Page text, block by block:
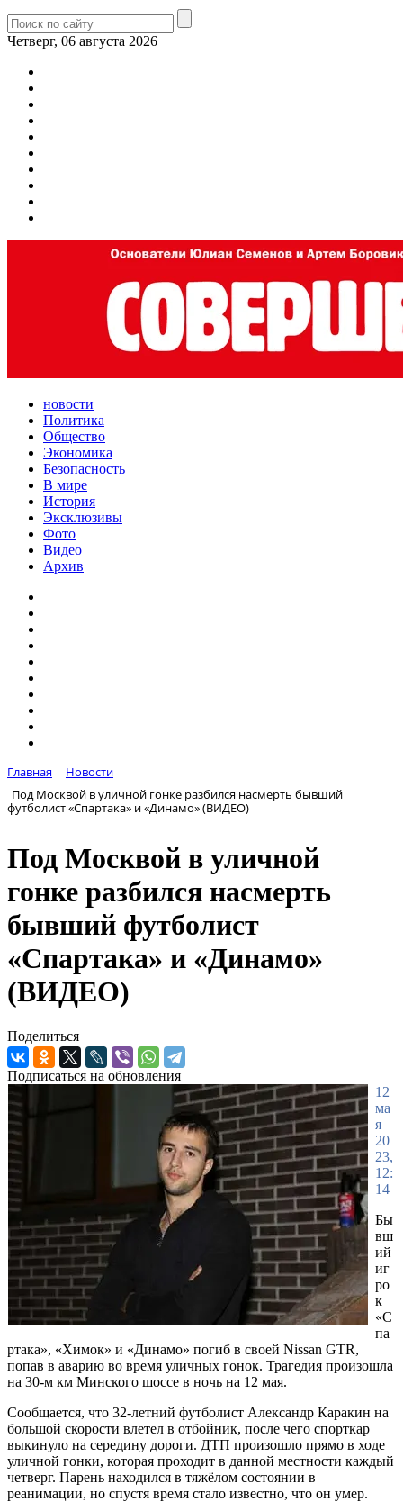
Четверг, 06 августа 2026
новости
Политика
Общество
Экономика
Безопасность
В мире
История
Эксклюзивы
Фото
Видео
Архив
Главная
Новости
Под Москвой в уличной гонке разбился насмерть бывший
футболист «Спартака» и «Динамо» (ВИДЕО)
Под Москвой в уличной
гонке разбился насмерть
бывший футболист
«Спартака» и «Динамо»
(ВИДЕО)
Поделиться
Подписаться на обновления
12
ма
я
20
23,
12:
14
Бы
вш
ий
иг
ро
к
«С
па
ртака», «Химок» и «Динамо» погиб в своей Nissan GTR,
попав в аварию во время уличных гонок. Трагедия произошла
на 30-м км Минского шоссе в ночь на 12 мая.
Сообщается, что 32-летний футболист Александр Каракин на
большой скорости влетел в отбойник, после чего спорткар
выкинуло на середину дороги. ДТП произошло прямо в ходе
уличной гонки, которая проходит в данной местности каждый
четверг. Парень находился в тяжёлом состоянии в
реанимации, но спустя время стало известно, что он умер.